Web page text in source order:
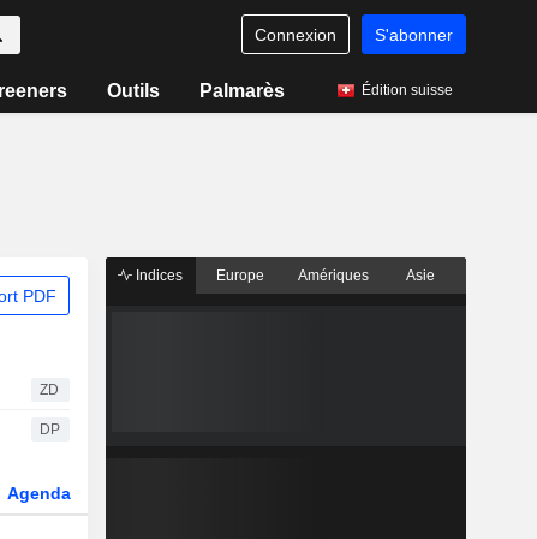
Connexion S'abonner
Outils Palmarès Édition suisse
PDF
ZD
DP
Agenda
Indices Europe Amériques Asie